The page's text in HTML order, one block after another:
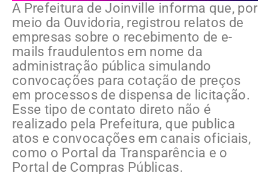
A Prefeitura de Joinville informa que, por
meio da Ouvidoria, registrou relatos de
empresas sobre o recebimento de e-
mails fraudulentos em nome da
administração pública simulando
convocações para cotação de preços
em processos de dispensa de licitação.
Esse tipo de contato direto não é
realizado pela Prefeitura, que publica
atos e convocações em canais oficiais,
como o Portal da Transparência e o
Portal de Compras Públicas.